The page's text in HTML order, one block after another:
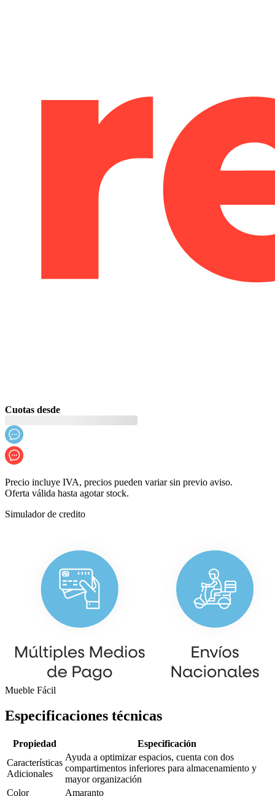
Cuotas desde
Precio incluye IVA, precios pueden variar sin previo aviso.
Oferta válida hasta agotar stock.
Simulador de credito
Mueble Fácil
Especificaciones técnicas
Propiedad
Especificación
Características
Adicionales
Ayuda a optimizar espacios, cuenta con dos
compartimentos inferiores para almacenamiento y
mayor organización
Color
Amaranto